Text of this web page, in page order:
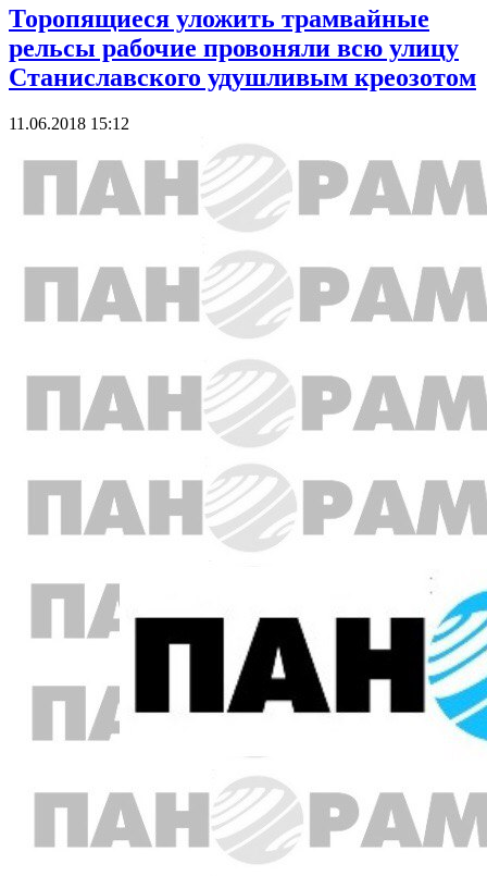
Торопящиеся уложить трамвайные
рельсы рабочие провоняли всю улицу
Станиславского удушливым креозотом
11.06.2018 15:12